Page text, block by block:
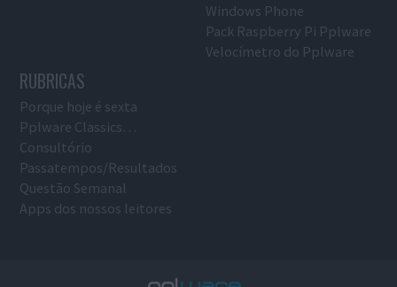
Windows Phone
Pack Raspberry Pi Pplware
Velocímetro do Pplware
RUBRICAS
Porque hoje é sexta
Pplware Classics…
Consultório
Passatempos/Resultados
Questão Semanal
Apps dos nossos leitores